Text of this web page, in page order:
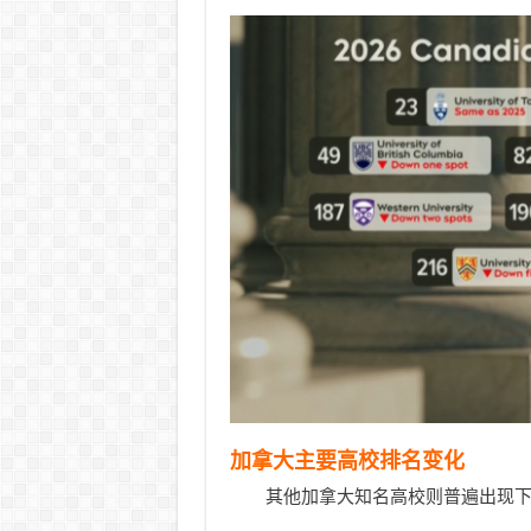
加拿大主要高校排名变化
其他加拿大知名高校则普遍出现